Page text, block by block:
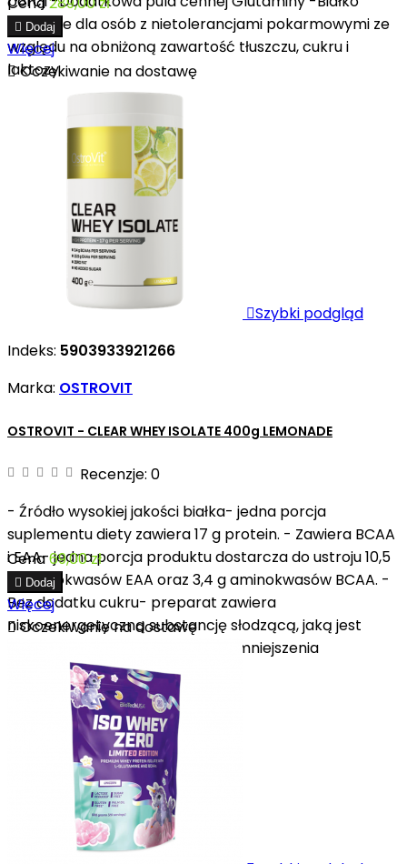
właściwe dla osób z nietolerancjami pokarmowymi ze
względu na obniżoną zawartość tłuszczu, cukru i
laktozy
 Dodaj
Więcej
Oczekiwanie na dostawę
Szybki podgląd
Indeks: 5903933921266
Marka: OSTROVIT
OSTROVIT - CLEAR WHEY ISOLATE 400g LEMONADE
Recenzje: 0
- Źródło wysokiej jakości białka- jedna porcja
suplementu diety zawiera 17 g protein. - Zawiera BCAA
i EAA- jedna porcja produktu dostarcza do ustroju 10,5
g aminokwasów EAA oraz 3,4 g aminokwasów BCAA. -
Bez dodatku cukru- preparat zawiera
niskoenergetyczną substancję słodzącą, jaką jest
sukraloza, co przyczynia się do zmniejszenia
kaloryczności...
Cena69,00 zł
 Dodaj
Więcej
Oczekiwanie na dostawę